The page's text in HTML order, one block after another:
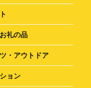
礼の品
・アウトドア
ョン